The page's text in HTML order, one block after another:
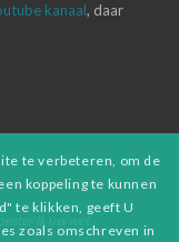
kanaal, daar
te verbeteren, om de
koppeling te kunnen
te klikken, geeft U
zoals omschreven in